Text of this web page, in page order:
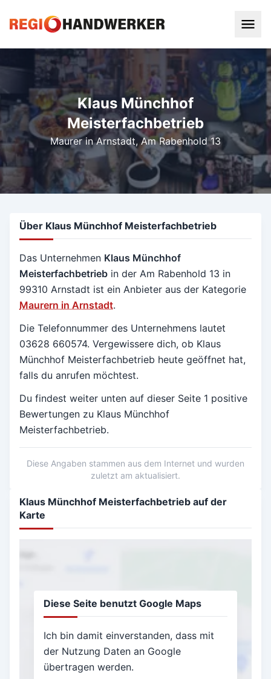
Klaus Münchhof
Meisterfachbetrieb
Maurer in Arnstadt, Am Rabenhold 13
Über Klaus Münchhof Meisterfachbetrieb
Das Unternehmen Klaus Münchhof
Meisterfachbetrieb in der Am Rabenhold 13 in
99310 Arnstadt ist ein Anbieter aus der Kategorie
Maurern in Arnstadt.
Die Telefonnummer des Unternehmens lautet
03628 660574. Vergewissere dich, ob Klaus
Münchhof Meisterfachbetrieb heute geöffnet hat,
falls du anrufen möchtest.
Du findest weiter unten auf dieser Seite 1 positive
Bewertungen zu Klaus Münchhof
Meisterfachbetrieb.
Diese Angaben stammen aus dem Internet und wurden
zuletzt am aktualisiert.
Klaus Münchhof Meisterfachbetrieb auf der
Karte
Diese Seite benutzt Google Maps
Ich bin damit einverstanden, dass mit
der Nutzung Daten an Google
übertragen werden.